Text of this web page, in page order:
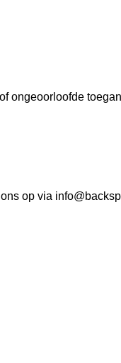
ongeoorloofde
op via